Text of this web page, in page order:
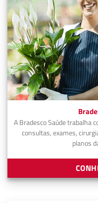
A Bradesco Saúde trabalha
consultas, exames,
planos